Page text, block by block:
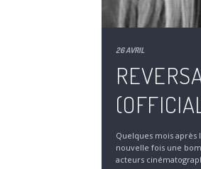
26 AVRIL
Quelques mois après
nouvelle fois une
acteurs